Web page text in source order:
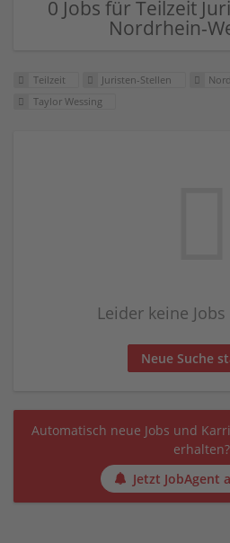
0 Jobs für Teilzeit
Nordrhein-
Teilzeit Juristen-Stellen
Taylor Wessing
Leider keine
Neue Suche
Automatisch neue Jobs und
erhalten?
Jetzt JobAgent